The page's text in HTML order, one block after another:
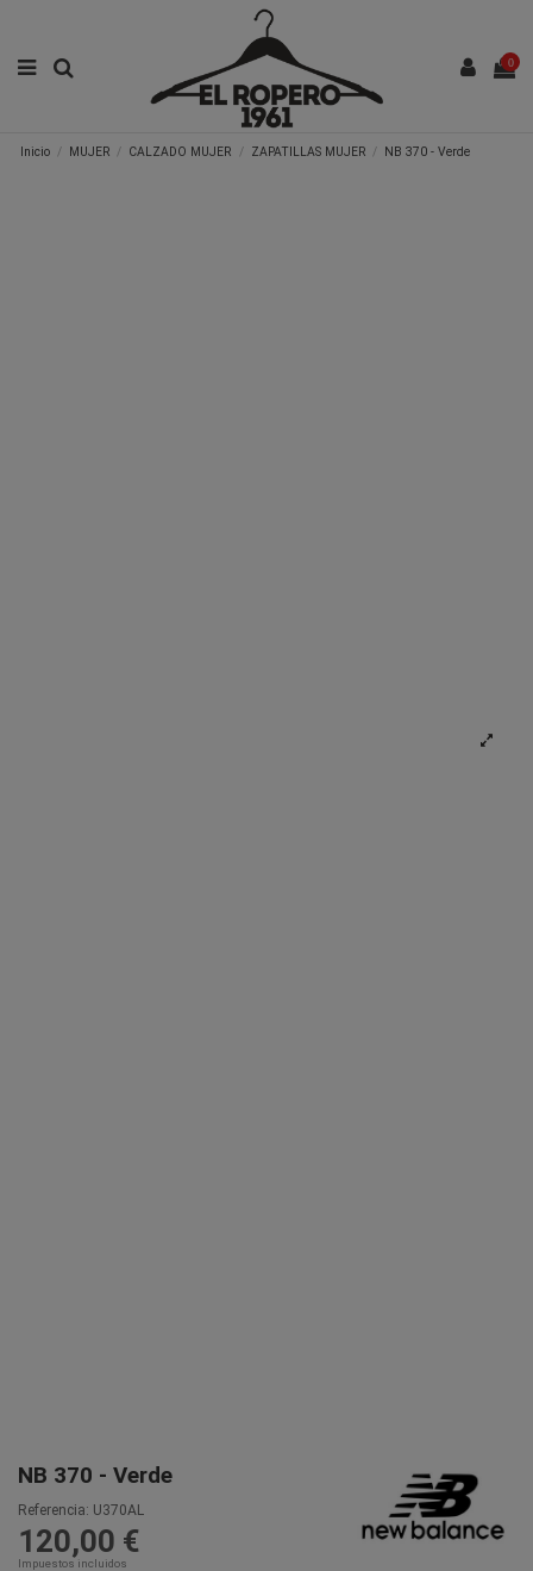
0
Inicio MUJER CALZADO MUJER ZAPATILLAS MUJER NB 370 - Verde
NB 370 - Verde
Referencia: U370AL
120,00 €
Impuestos incluidos